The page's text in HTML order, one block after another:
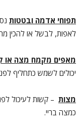
תפוחי אדמה ובטטות
לאפות, לבשל או להכין
מאפים מקמח מצה או
יכולים לשמש כתחליף
מצות – קשות לעיכול
כמצה בריי.